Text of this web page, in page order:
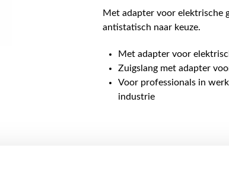
Met adapter voor elektrische
antistatisch naar keuze.
Met adapter voor
Zuigslang met adapter
Voor professionals in
industrie